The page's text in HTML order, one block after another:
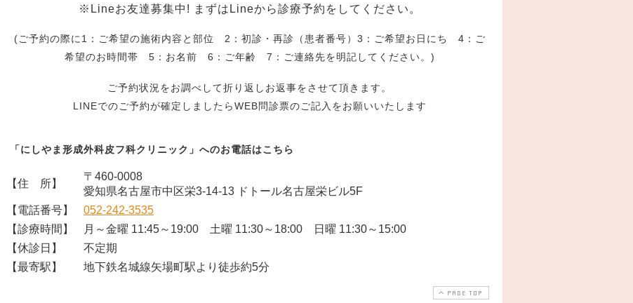
※Lineお友達募集中! まずはLineから診療予約をしてください。
(ご予約の際に1：ご希望の施術内容と部位 2：初診・再診（患者番号）3：ご希望お日にち 4：ご
希望のお時間帯 5：お名前 6：ご年齢 7：ご連絡先を明記してください。)
ご予約状況をお調べして折り返しお返事をさせて頂きます。
LINEでのご予約が確定しましたらWEB問診票のご記入をお願いいたします
「にしやま形成外科皮フ科クリニック」へのお電話はこちら
【住 所】
〒460-0008
愛知県名古屋市中区栄3-14-13 ドトール名古屋栄ビル5F
【電話番号】
052-242-3535
【診療時間】
月～金曜 11:45～19:00 土曜 11:30～18:00 日曜 11:30～15:00
【休診日】
不定期
【最寄駅】
地下鉄名城線矢場町駅より徒歩約5分
PAGE TOP